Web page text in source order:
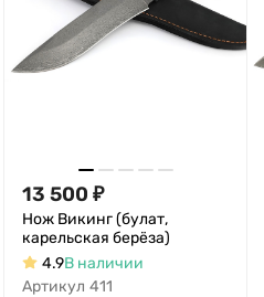
13 500 ₽
Нож Викинг (булат,
карельская берёза)
4.9В наличии
Артикул 411